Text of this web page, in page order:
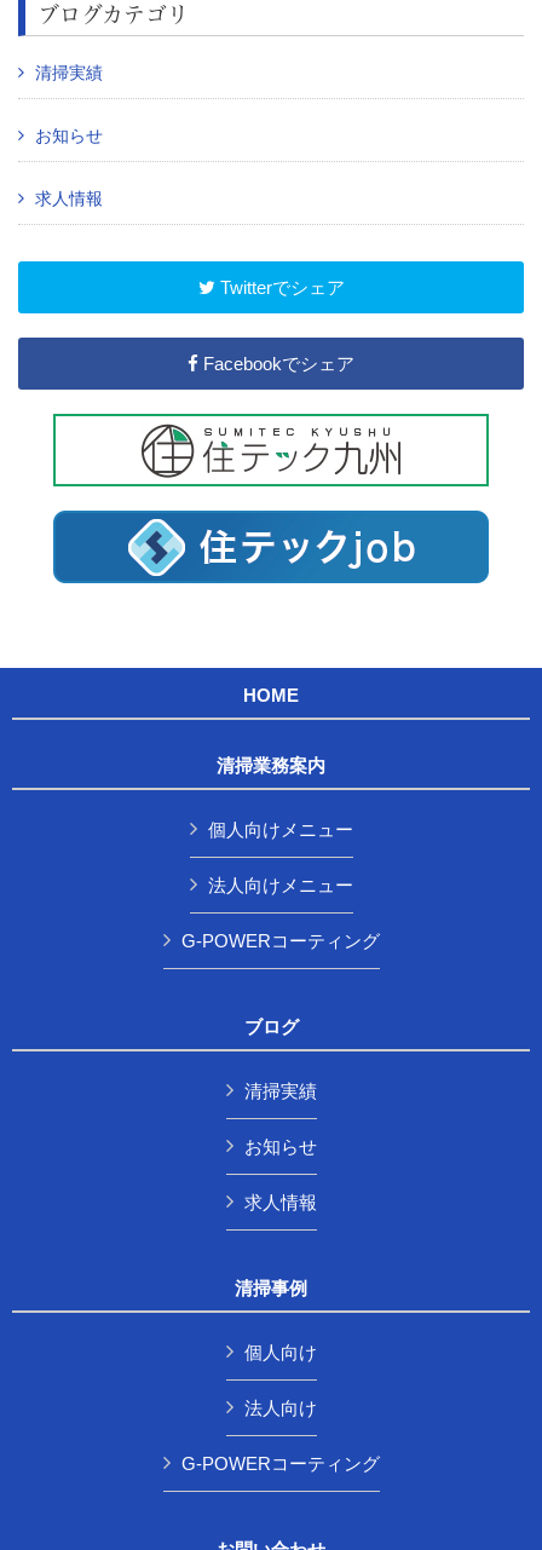
ブログカテゴリ
清掃実績
お知らせ
求人情報
Twitterでシェア
Facebookでシェア
HOME
清掃業務案内
個人向けメニュー
法人向けメニュー
G-POWERコーティング
ブログ
清掃実績
お知らせ
求人情報
清掃事例
個人向け
法人向け
G-POWERコーティング